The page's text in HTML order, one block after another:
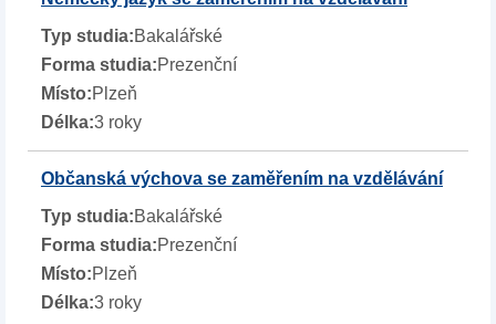
Bakalářské
Prezenční
Plzeň
3 roky
Občanská výchova se zaměřením na vzdělávání
Bakalářské
Prezenční
Plzeň
3 roky